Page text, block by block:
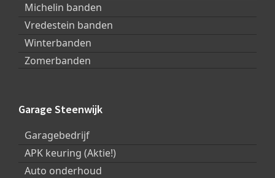
Michelin banden
Vredestein banden
Winterbanden
Zomerbanden
Garage Steenwijk
Garagebedrijf
APK keuring (Aktie!)
Auto onderhoud